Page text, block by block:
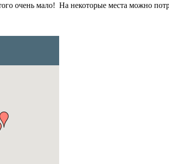
очень мало! На некоторые места можно